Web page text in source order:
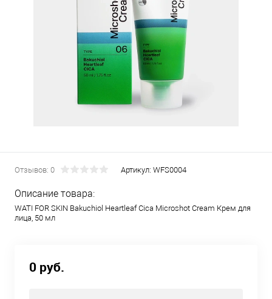
Отзывов: 0 Артикул: WFS0004
Описание товара:
WATI FOR SKIN Bakuchiol Heartleaf Cica Microshot Cream Крем для
лица, 50 мл
0 руб.